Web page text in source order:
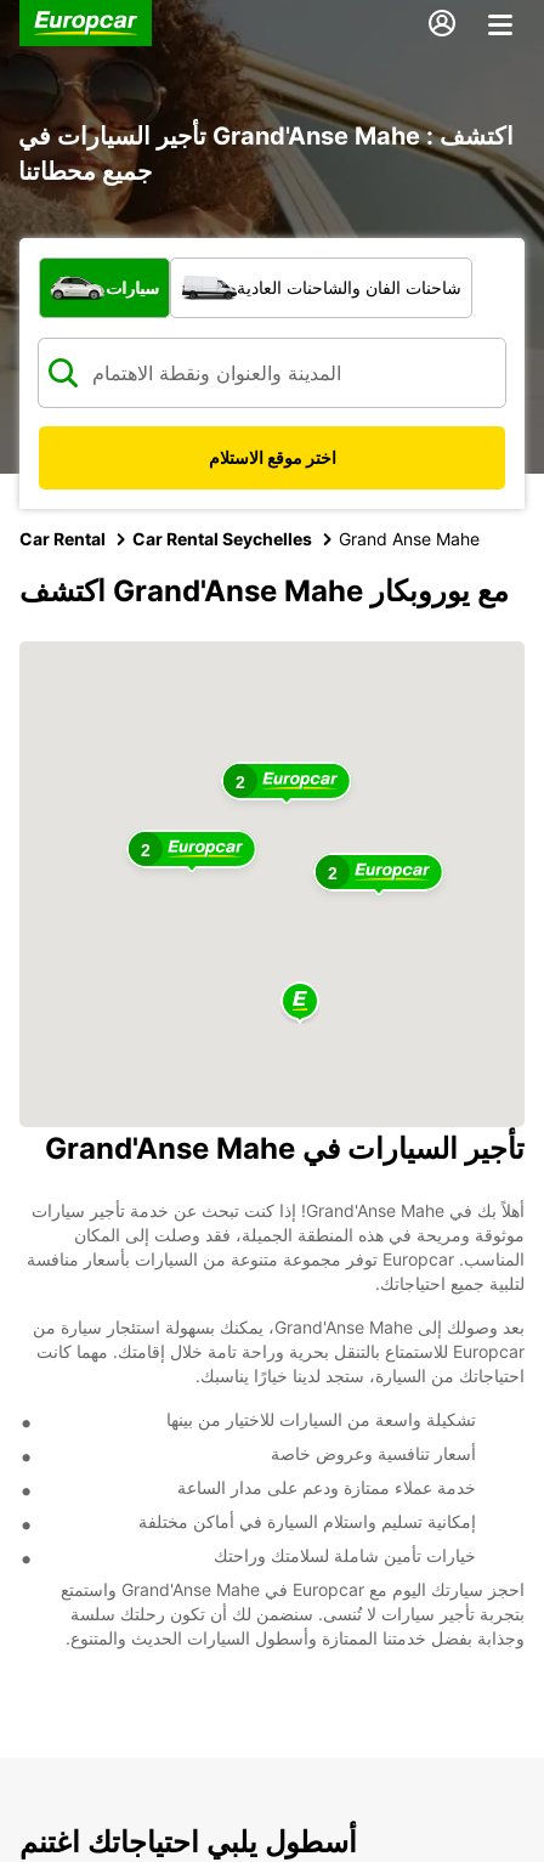
تأجير السيارات في Grand'Anse Mahe : اكتشف
جميع محطاتنا
ما نوع المركبة؟
سيارات شاحنات الفان والشاحنات العادية
اختر موقع الاستلام
Car Rental Car Rental Seychelles Grand Anse Mahe
اكتشف Grand'Anse Mahe مع يوروبكار
2
2
2
تأجير السيارات في Grand'Anse Mahe
أهلاً بك في Grand'Anse Mahe! إذا كنت تبحث عن خدمة تأجير سيارات
موثوقة ومريحة في هذه المنطقة الجميلة، فقد وصلت إلى المكان
المناسب. Europcar توفر مجموعة متنوعة من السيارات بأسعار منافسة
لتلبية جميع احتياجاتك.
بعد وصولك إلى Grand'Anse Mahe، يمكنك بسهولة استئجار سيارة من
Europcar للاستمتاع بالتنقل بحرية وراحة تامة خلال إقامتك. مهما كانت
احتياجاتك من السيارة، ستجد لدينا خيارًا يناسبك.
تشكيلة واسعة من السيارات للاختيار من بينها
أسعار تنافسية وعروض خاصة
خدمة عملاء ممتازة ودعم على مدار الساعة
إمكانية تسليم واستلام السيارة في أماكن مختلفة
خيارات تأمين شاملة لسلامتك وراحتك
احجز سيارتك اليوم مع Europcar في Grand'Anse Mahe واستمتع
بتجربة تأجير سيارات لا تُنسى. سنضمن لك أن تكون رحلتك سلسة
وجذابة بفضل خدمتنا الممتازة وأسطول السيارات الحديث والمتنوع.
أسطول يلبي احتياجاتك اغتنم